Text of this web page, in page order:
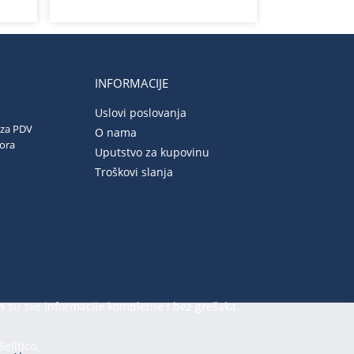
PDV
INFORMACIJE
Uslovi poslovanja
O nama
Uputstvo za kupovinu
Troškovi slanja
sve informacije kompletne i bez grešaka.